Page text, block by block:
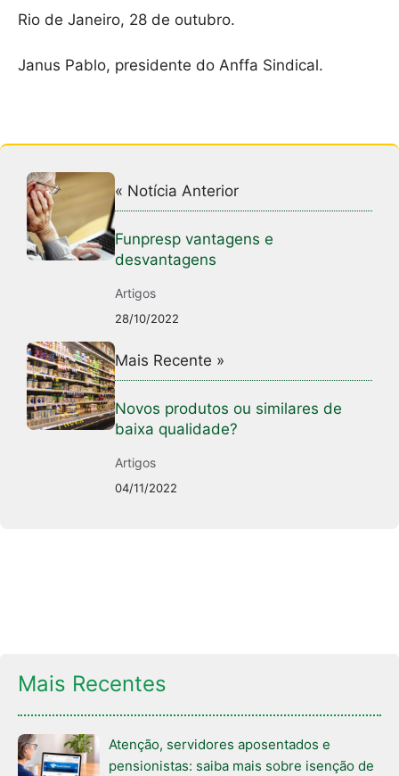
Rio de Janeiro, 28 de outubro.
Janus Pablo, presidente do Anffa Sindical.
« Notícia Anterior
Funpresp vantagens e
desvantagens
Artigos
28/10/2022
Mais Recente »
Novos produtos ou similares de
baixa qualidade?
Artigos
04/11/2022
Mais Recentes
Atenção, servidores aposentados e
pensionistas: saiba mais sobre isenção de